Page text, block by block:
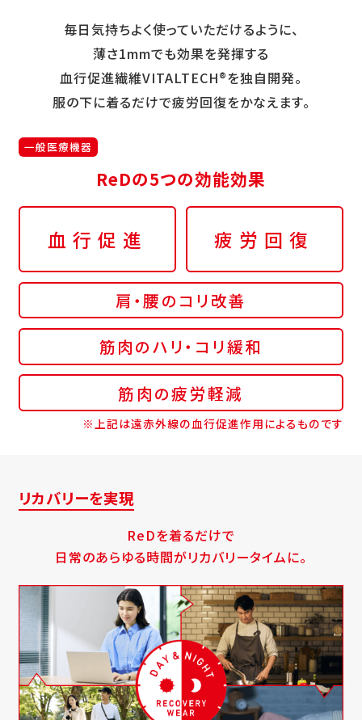
毎日気持ちよく使っていただけるように、
薄さ1mmでも効果を発揮する
血行促進繊維VITALTECH®を独自開発。
服の下に着るだけで疲労回復をかなえます。
一般医療機器
ReDの5つの効能効果
血行促進 疲労回復
肩・腰のコリ改善
筋肉のハリ・コリ緩和
筋肉の疲労軽減
※上記は遠赤外線の血行促進作用によるものです
リカバリーを実現
ReDを着るだけで
日常のあらゆる時間がリカバリータイムに。